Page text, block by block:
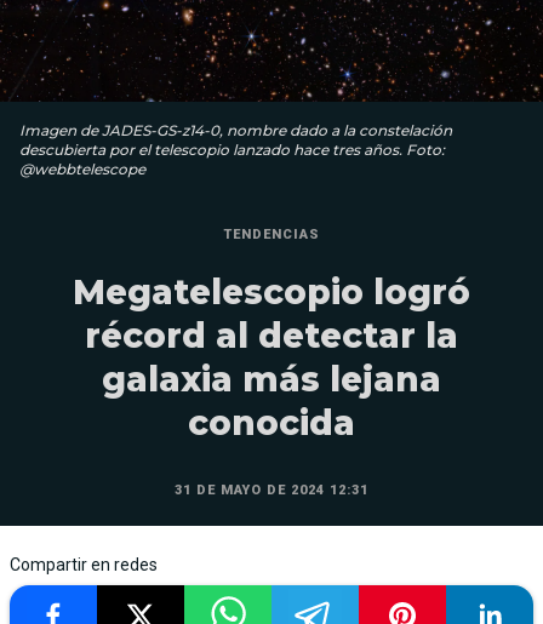
Imagen de JADES-GS-z14-0, nombre dado a la constelación
descubierta por el telescopio lanzado hace tres años. Foto:
@webbtelescope
TENDENCIAS
Megatelescopio logró
récord al detectar la
galaxia más lejana
conocida
31 DE MAYO DE 2024 12:31
Compartir en redes